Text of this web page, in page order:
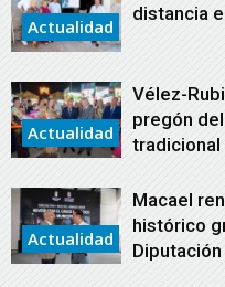
Actualidad
distancia
Actualidad
Vélez-
pregón
tradicional
Actualidad
Macael
histórico
Diputación